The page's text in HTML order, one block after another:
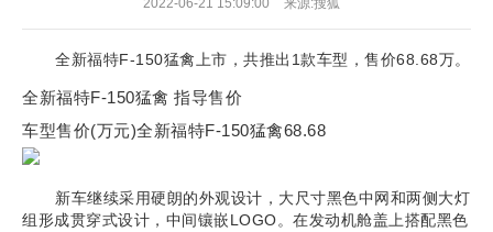
2022-06-21 15:09:00 来源:搜狐
全新福特F-150猛禽上市，共推出1款车型，售价68.68万。
全新福特F-150猛禽 指导售价
车型售价(万元)全新福特F-150猛禽68.68
新车继续采用硬朗的外观设计，大尺寸黑色中网和两侧大灯
组形成贯穿式设计，中间镶嵌LOGO。在发动机舱盖上搭配黑色